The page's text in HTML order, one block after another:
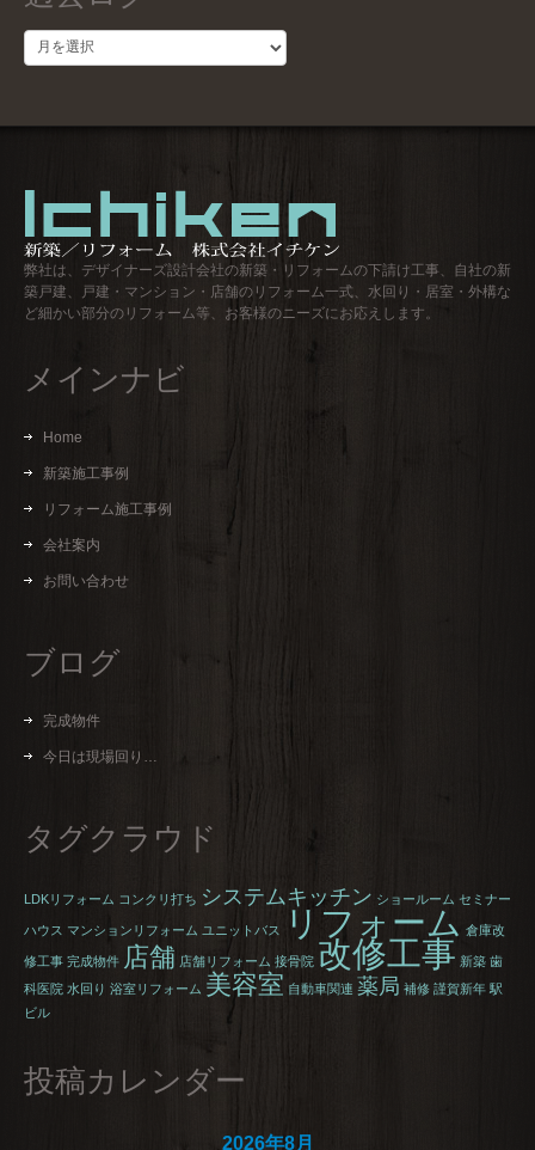
去
弊社は、デザイナーズ設計会社の新築・リフォームの下請け工事、自社の新
築戸建、戸建・マンション・店舗のリフォーム一式、水回り・居室・外構な
ど細かい部分のリフォーム等、お客様のニーズにお応えします。
メインナビ
Home
新築施工事例
リフォーム施工事例
会社案内
お問い合わせ
ブログ
完成物件
今日は現場回り…
タグクラウド
LDKリフォーム コンクリ打ち システムキッチン ショールーム セミナー
ハウス マンションリフォーム ユニットバス リフォーム 倉庫改
修工事 完成物件 店舗 店舗リフォーム 接骨院 改修工事 新築 歯
科医院 水回り 浴室リフォーム 美容室 自動車関連 薬局 補修 謹賀新年 駅
ビル
投稿カレンダー
2026年8月